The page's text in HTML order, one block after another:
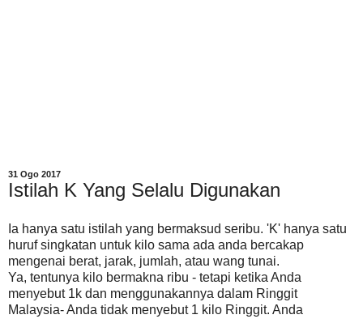
31 Ogo 2017
Istilah K Yang Selalu Digunakan
Ia hanya satu istilah yang bermaksud seribu. 'K' hanya satu
huruf singkatan untuk kilo sama ada anda bercakap
mengenai berat, jarak, jumlah, atau wang tunai.
Ya, tentunya kilo bermakna ribu - tetapi ketika Anda
menyebut 1k dan menggunakannya dalam Ringgit
Malaysia- Anda tidak menyebut 1 kilo Ringgit. Anda